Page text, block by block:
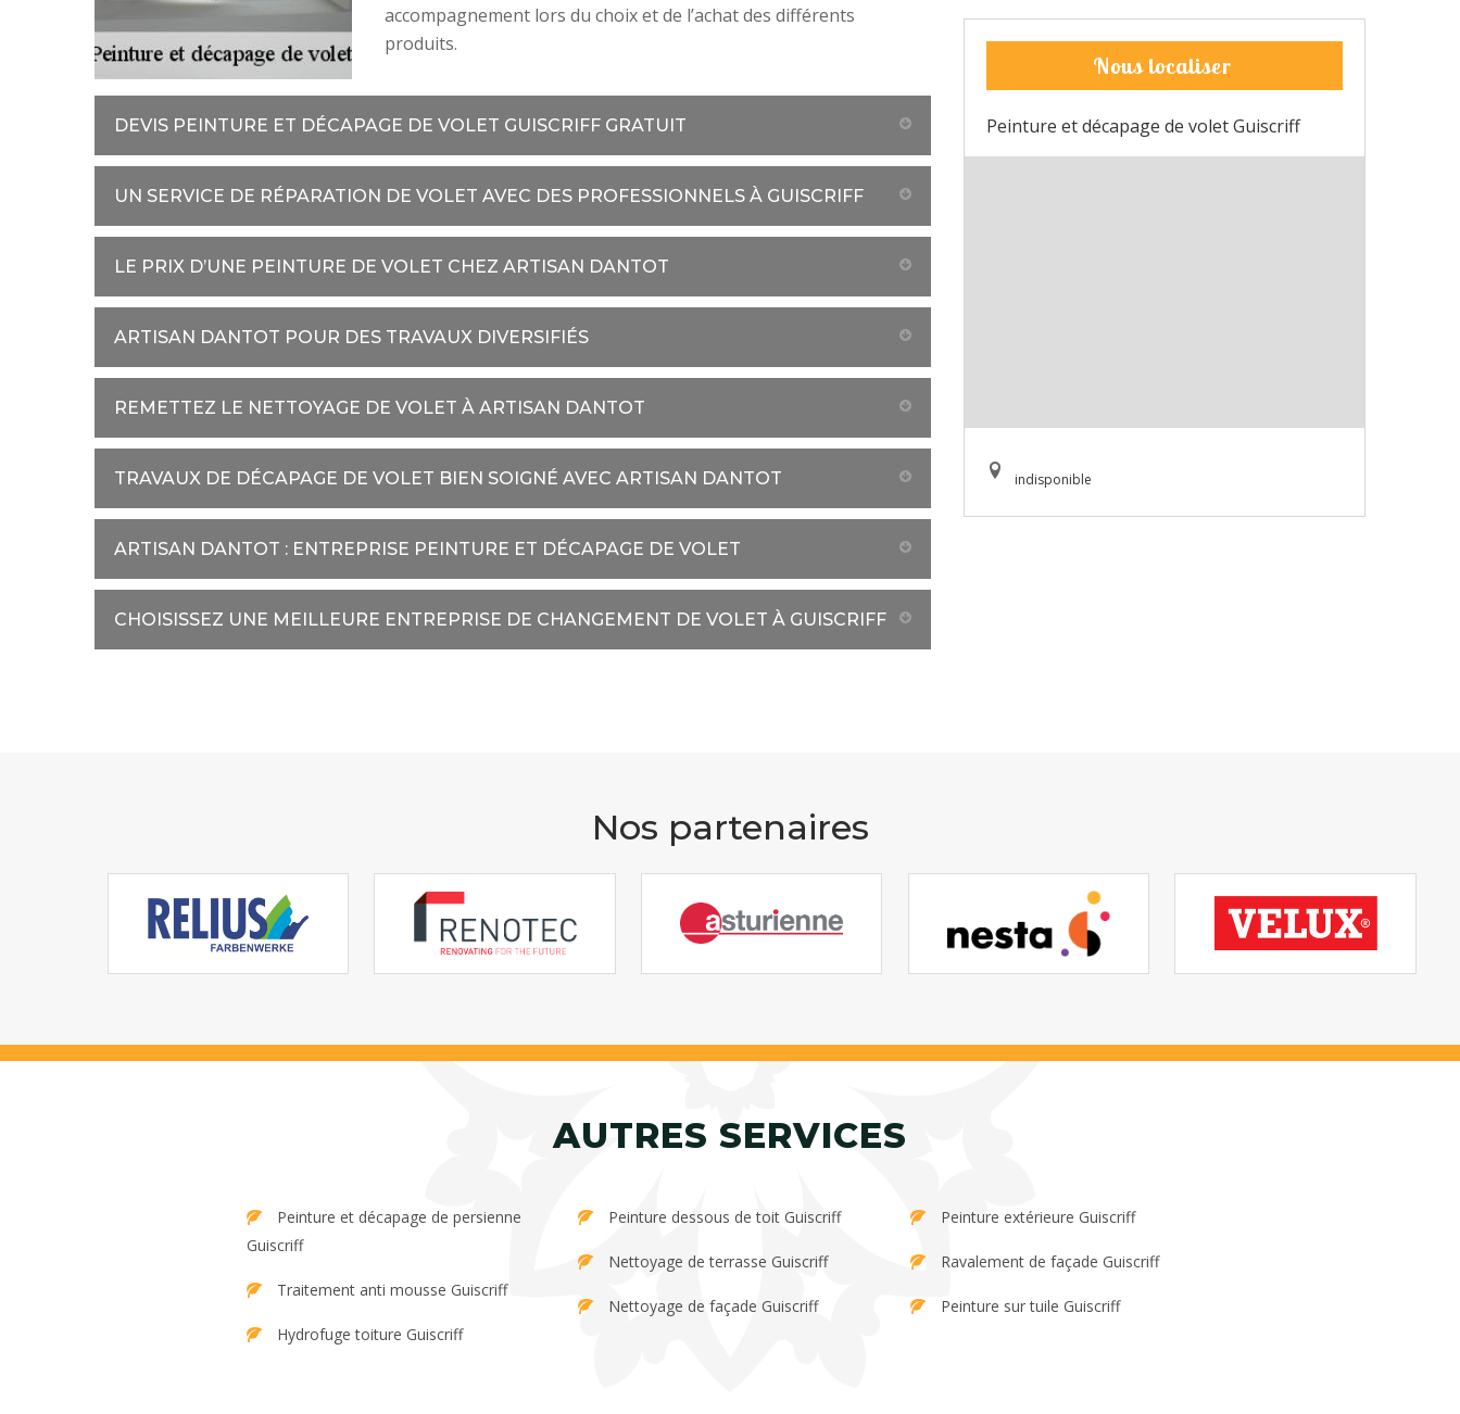
accompagnement lors du choix et de l’achat des différents
produits.
DEVIS PEINTURE ET DÉCAPAGE DE VOLET GUISCRIFF GRATUIT
UN SERVICE DE RÉPARATION DE VOLET AVEC DES PROFESSIONNELS À GUISCRIFF
LE PRIX D’UNE PEINTURE DE VOLET CHEZ ARTISAN DANTOT
ARTISAN DANTOT POUR DES TRAVAUX DIVERSIFIÉS
REMETTEZ LE NETTOYAGE DE VOLET À ARTISAN DANTOT
TRAVAUX DE DÉCAPAGE DE VOLET BIEN SOIGNÉ AVEC ARTISAN DANTOT
ARTISAN DANTOT : ENTREPRISE PEINTURE ET DÉCAPAGE DE VOLET
CHOISISSEZ UNE MEILLEURE ENTREPRISE DE CHANGEMENT DE VOLET À GUISCRIFF
Nous localiser
Peinture et décapage de volet Guiscriff
indisponible
Nos partenaires
AUTRES SERVICES
Guiscriff
Traitement anti mousse Guiscriff
Hydrofuge toiture Guiscriff
Peinture dessous de toit Guiscriff
Nettoyage de terrasse Guiscriff
Nettoyage de façade Guiscriff
Peinture extérieure Guiscriff
Ravalement de façade Guiscriff
Peinture sur tuile Guiscriff